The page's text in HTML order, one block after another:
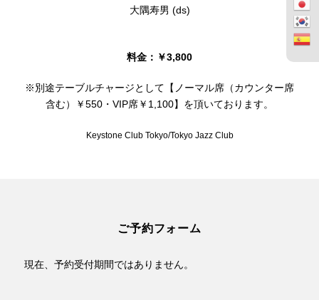
大隅寿男 (ds)
料金：￥3,800
※別途テーブルチャージとして【ノーマル席（カウンター席
含む）￥550・VIP席￥1,100】を頂いております。
Keystone Club Tokyo/Tokyo Jazz Club
ご予約フォーム
現在、予約受付期間ではありません。